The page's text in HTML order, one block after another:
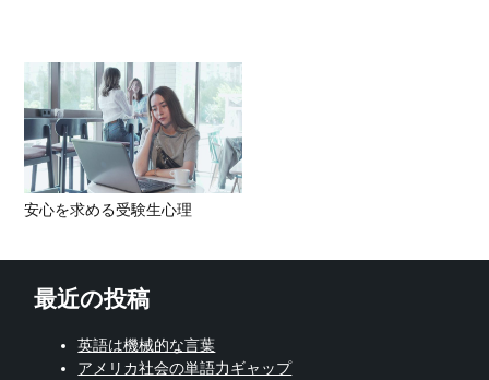
安心を求める受験生心理
最近の投稿
英語は機械的な言葉
アメリカ社会の単語力ギャップ